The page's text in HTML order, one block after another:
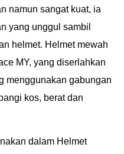
namun sangat kuat, ia
yang unggul sambil
helmet. Helmet mewah
MY, yang diserlahkan
menggunakan gabungan
kos, berat dan